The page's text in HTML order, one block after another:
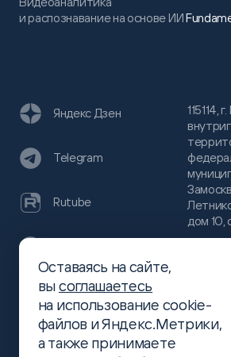
и распознавание на основе ИИ
115114,
дом 10,
(499)
Яндекс Дзен
Telegram
Rutube
Хабр
Оставаясь на сайте,
высоглашаетесь
на использование cookie-
файлов и Яндекс.Метрики,
а также принимаете